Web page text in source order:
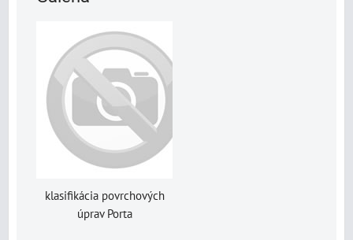
klasifikácia povrchových
úprav Porta